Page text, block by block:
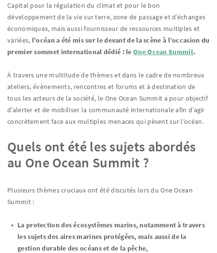
Capital pour la régulation du climat et pour le bon
développement de la vie sur terre, zone de passage et d’échanges
économiques, mais aussi fournisseur de ressources multiples et
variées, l’océan a été mis sur le devant de la scène à l’occasion du
premier sommet international dédié : leOne Ocean Summit.
À travers une multitude de thèmes et dans le cadre de nombreux
ateliers, évènements, rencontres et forums et à destination de
tous les acteurs de la société, le One Ocean Summit a pour objectif
d’alerter et de mobiliser la communauté internationale afin d’agir
concrètement face aux multiples menaces qui pèsent sur l’océan.
Quels ont été les sujets abordés
au One Ocean Summit ?
Plusieurs thèmes cruciaux ont été discutés lors du One Ocean
Summit :
La protection des écosystèmes marins, notamment à travers
les sujets des aires marines protégées, mais aussi de la
gestion durable des océans et de la pêche,